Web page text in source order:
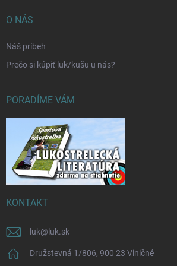
O NÁS
Náš príbeh
Prečo si kúpiť luk/kušu u nás?
PORADÍME VÁM
KONTAKT
luk@ luk.sk
Družstevná 1/806, 900 23 Viničné